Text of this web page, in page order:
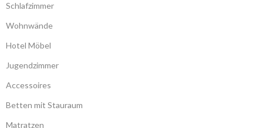
Schlafzimmer
Wohnwände
Hotel Möbel
Jugendzimmer
Accessoires
Betten mit Stauraum
Matratzen